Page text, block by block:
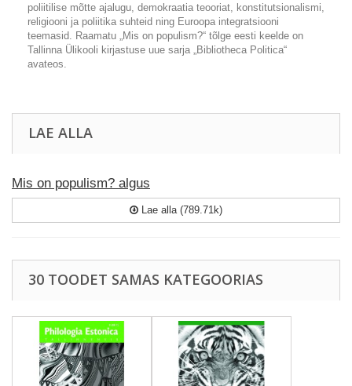
poliitilise mõtte ajalugu, demokraatia teooriat, konstitutsionalismi,
religiooni ja poliitika suhteid ning Euroopa integratsiooni
teemasid. Raamatu „Mis on populism?“ tõlge eesti keelde on
Tallinna Ülikooli kirjastuse uue sarja „Bibliotheca Politica“
avateos.
LAE ALLA
Mis on populism? algus
Lae alla (789.71k)
30 TOODET SAMAS KATEGOORIAS